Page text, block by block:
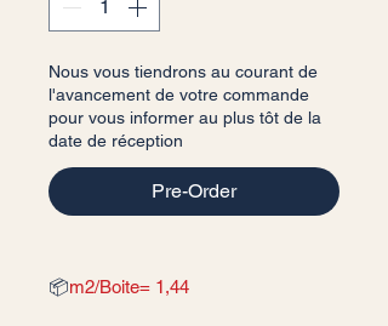
Nous vous tiendrons au courant de
l'avancement de votre commande
pour vous informer au plus tôt de la
date de réception
Pre-Order
📦m2/Boite= 1,44